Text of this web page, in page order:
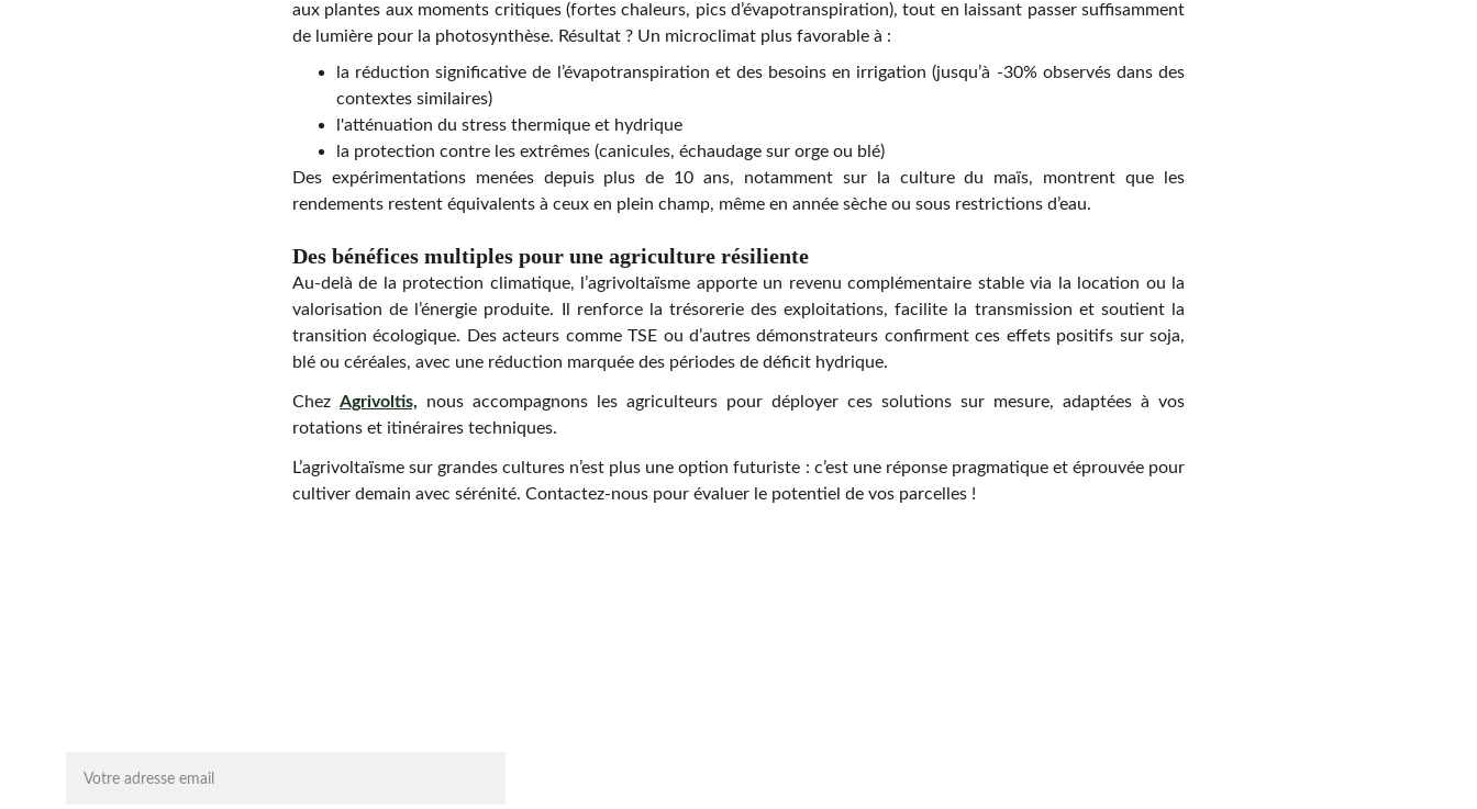
aux plantes aux moments critiques (fortes chaleurs, pics d’évapotranspiration), tout en laissant passer suffisamment
de lumière pour la photosynthèse. Résultat ? Un microclimat plus favorable à :
la réduction significative de l’évapotranspiration et des besoins en irrigation (jusqu’à -30% observés dans des
contextes similaires)
l'atténuation du stress thermique et hydrique
la protection contre les extrêmes (canicules, échaudage sur orge ou blé)
Des expérimentations menées depuis plus de 10 ans, notamment sur la culture du maïs, montrent que les
rendements restent équivalents à ceux en plein champ, même en année sèche ou sous restrictions d’eau.
Des bénéfices multiples pour une agriculture résiliente
Au-delà de la protection climatique, l’agrivoltaïsme apporte un revenu complémentaire stable via la location ou la
valorisation de l’énergie produite. Il renforce la trésorerie des exploitations, facilite la transmission et soutient la
transition écologique. Des acteurs comme TSE ou d’autres démonstrateurs confirment ces effets positifs sur soja,
blé ou céréales, avec une réduction marquée des périodes de déficit hydrique.
Chez Agrivoltis, nous accompagnons les agriculteurs pour déployer ces solutions sur mesure, adaptées à vos
rotations et itinéraires techniques.
L’agrivoltaïsme sur grandes cultures n’est plus une option futuriste : c’est une réponse pragmatique et éprouvée pour
cultiver demain avec sérénité. Contactez-nous pour évaluer le potentiel de vos parcelles !